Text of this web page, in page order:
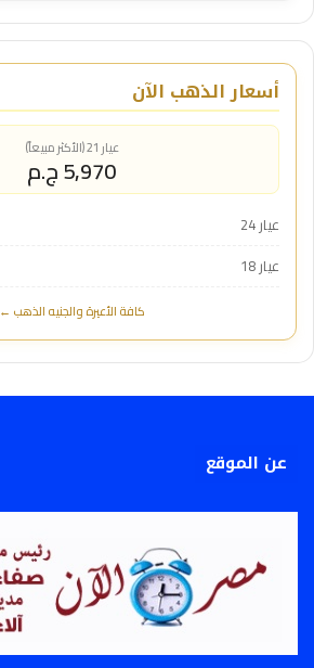
أسعار الذهب الآن
عيار 21 (الأكثر مبيعاً)
5,970 ج.م
عيار 24
عيار 18
كافة الأعيرة والجنيه الذهب ←
عن الموقع